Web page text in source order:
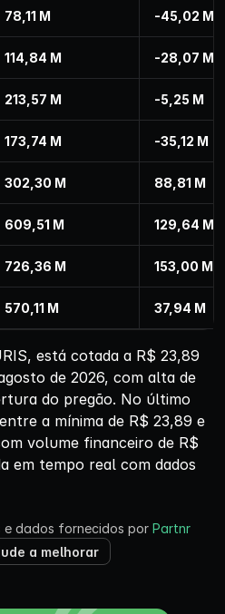
78,11 M -45,02 M
114,84 M -28,07 M
213,57 M -5,25 M
173,74 M -35,12 M
302,30 M 88,81 M
609,51 M 129,64 M
726,36 M 153,00 M
570,11 M 37,94 M
está cotada a R$ 23,89
de 2026, com alta de
do pregão. No último
a mínima de R$ 23,89 e
volume financeiro de R$
em tempo real com dados
e dados fornecidos por Partnr
a melhorar